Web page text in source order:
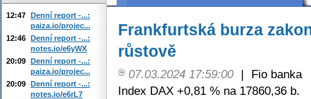
Frankfurtská burza
růstově
07.03.2024 17:59:00 |
Fio banka
Index DAX +0,81 % na 17860,36 b.
12:47 Denní report -...:
paiza.io/projec...
12:46 Denní report -...:
notes.io/e6yWX
20:09 Denní report -...:
paiza.io/projec...
20:09 Denní report -...:
notes.io/e6rL7